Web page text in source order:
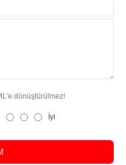
dönüştürülmez!
İyi